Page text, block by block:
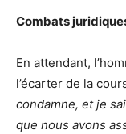
Combats
En attendant,
l’écarter de la
condamne, et je
que nous avons